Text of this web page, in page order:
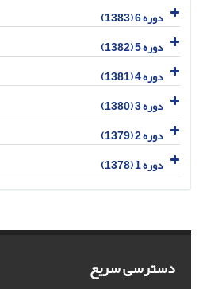
دوره 6 (1383)
دوره 5 (1382)
دوره 4 (1381)
دوره 3 (1380)
دوره 2 (1379)
دوره 1 (1378)
دسترسی سریع